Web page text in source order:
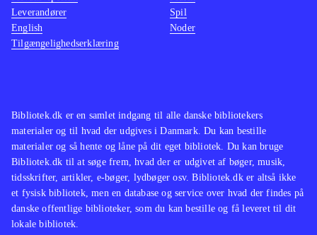
Bibliotek.dk er en samlet indgang til alle danske bibliotekers
materialer og til hvad der udgives i Danmark. Du kan bestille
materialer og så hente og låne på dit eget bibliotek. Du kan bruge
Bibliotek.dk til at søge frem, hvad der er udgivet af bøger, musik,
tidsskrifter, artikler, e-bøger, lydbøger osv. Bibliotek.dk er altså ikke
et fysisk bibliotek, men en database og service over hvad der findes på
danske offentlige biblioteker, som du kan bestille og få leveret til dit
lokale bibliotek.
Leverandører
English
Tilgængelighedserklæring
Spil
Noder